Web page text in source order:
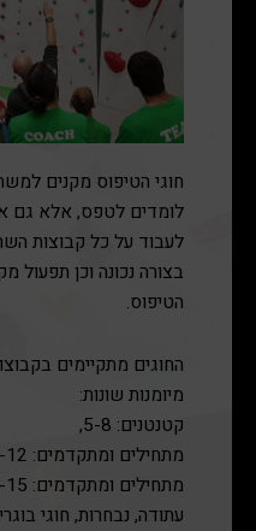
חוגי הטיפוס מקנים
לומדים לטפס, אלא גם
לעבוד על כל קבוצות
בצורה נכונה וכן תפעול
הטיפוס.
החוגים מתקיימים
מיומנות שונות:
קטנטנים: 5-8,
מתחילים ומתקדמים: 9-12,
מתחילים ומתקדמים: 13-15,
עתודה, נבחרות, חוגי